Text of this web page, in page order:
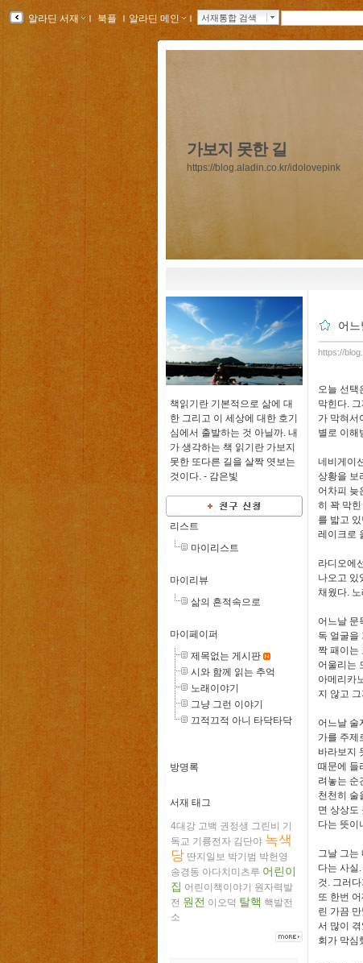
알라딘 서재 ｌ 북플 ｌ 알라딘 메인 ｌ 서재통합 검색
가보지 못한 길
https://blog.aladin.co.kr/idolovepink
책읽기란 기본적으로 삶에 대
한 그리고 이 세상에 대한 호기
심에서 출발하는 것 아닐까. 내
가 생각하는 책 읽기란 가보지
못한 또다른 길을 살짝 엿보는
것이다. - 감은빛
리스트
마이리스트
마이리뷰
삶의 흔적속으로
마이페이퍼
제목없는 게시판
시와 함께 읽는 추억
노래이야기
그냥 그런 이야기
끄적끄적 아니 타닥타닥
방명록
서재 태그
4대강 고백 권정생 그린비 기
독교 기륭전자 김단야 녹색
당 딴지일보 박기범 박헌영
송경동 아다치미츠루 어린이
집 어린이책이야기 원자력발
전 원전 이오덕 탈핵 핵발전
소
어
https://
오늘 선택
막힌다.
가 막혀서
별로 이해
네비게이
상황을 보
어차피 늦
히 꽉 막
를 밟고
레이크로
라디오에
나오고 있
채웠다.
어느날 문
독 얼굴을
짝 패이는
어울리는
아메리카
지 않고
어느날 술
가를 주제
바라보지
때문에 들
려놓는 순
천천히 술
면 상상도
다는 뜻이
그날 그는
다는 사실
것. 그러
또 한번
린 가끔
서 많이
회가 막심